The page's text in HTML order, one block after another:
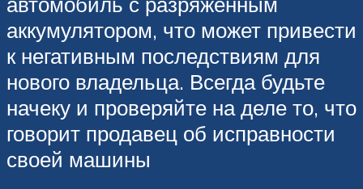
аккумулятором, что может привести
к негативным последствиям для
нового владельца. Всегда будьте
начеку и проверяйте на деле то, что
говорит продавец об исправности
своей машины